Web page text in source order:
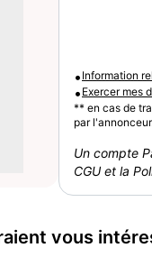
• Information
• Exercer mes
** en cas de
par
Un compte
CGU et la
vous